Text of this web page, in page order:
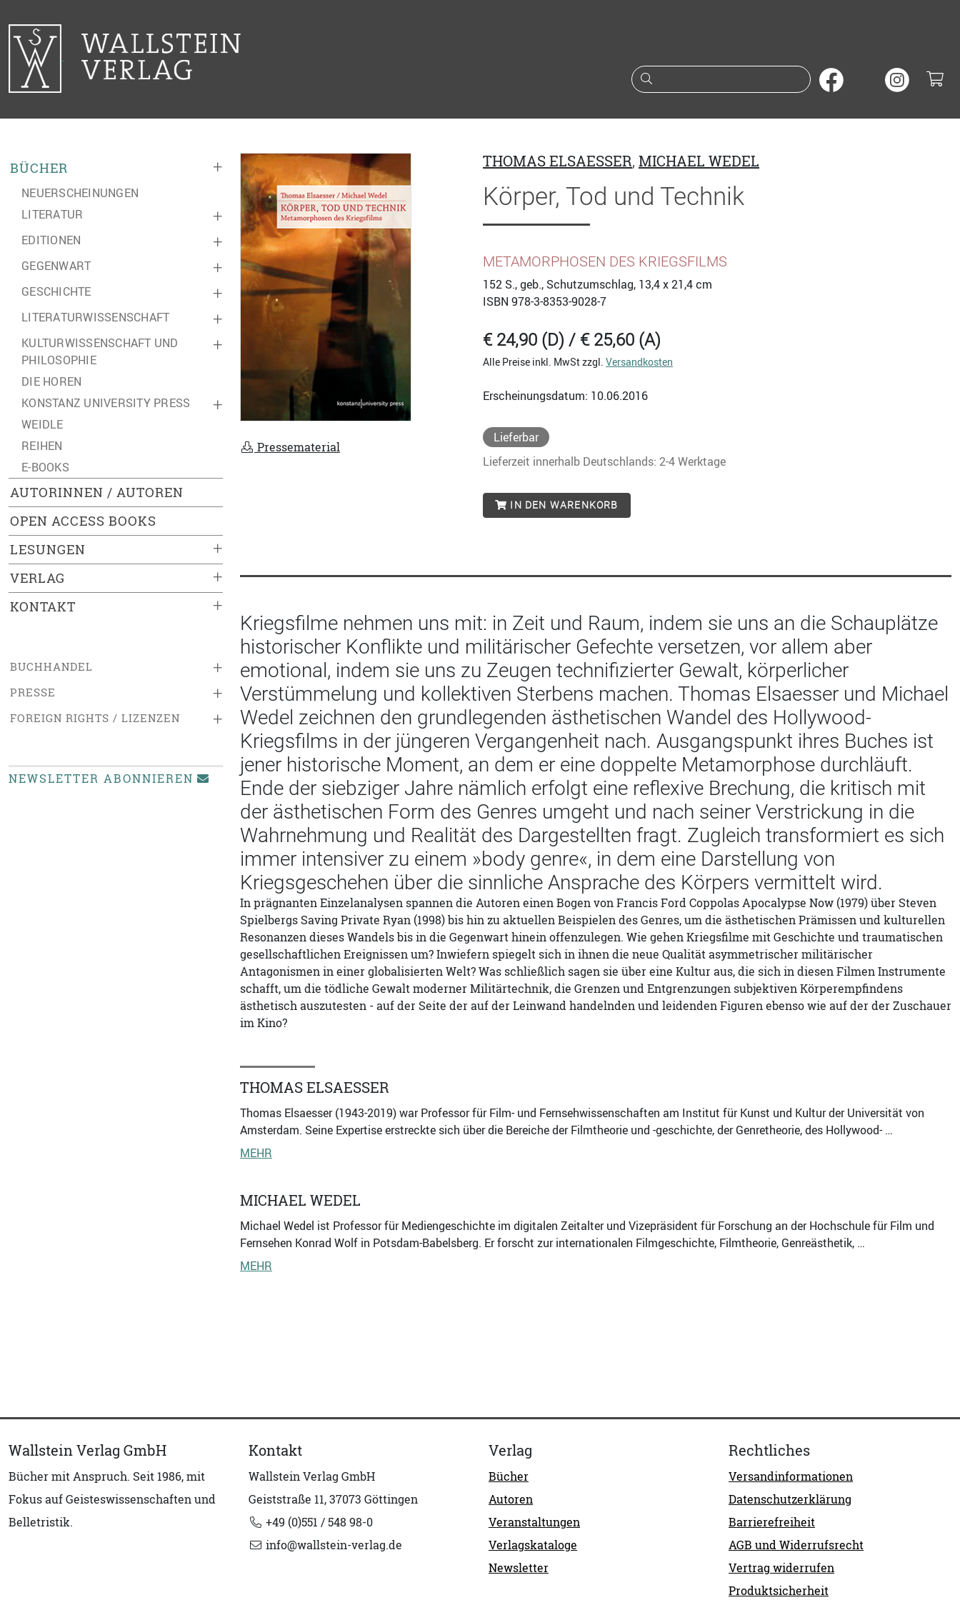
Suche nach Büchern oder
+
BÜCHER
NEUERSCHEINUNGEN
+
LITERATUR
+
EDITIONEN
+
GEGENWART
+
GESCHICHTE
+
LITERATURWISSENSCHAFT
+
KULTURWISSENSCHAFT UND
PHILOSOPHIE
DIE HOREN
+
KONSTANZ UNIVERSITY PRESS
WEIDLE
REIHEN
E-BOOKS
AUTORINNEN / AUTOREN
OPEN ACCESS BOOKS
+
LESUNGEN
+
VERLAG
+
KONTAKT
+
BUCHHANDEL
+
PRESSE
+
FOREIGN RIGHTS / LIZENZEN
NEWSLETTER ABONNIEREN
Pressematerial
THOMAS ELSAESSER, MICHAEL WEDEL
Körper, Tod und Technik
METAMORPHOSEN DES KRIEGSFILMS
152 S., geb., Schutzumschlag, 13,4 x 21,4 cm
ISBN 978-3-8353-9028-7
€ 24,90 (D) / € 25,60 (A)
Alle Preise inkl. MwSt zzgl. Versandkosten
Erscheinungsdatum: 10.06.2016
Lieferbar
Lieferzeit innerhalb Deutschlands: 2-4 Werktage
IN DEN WARENKORB
Kriegsfilme nehmen uns mit: in Zeit und Raum, indem sie uns an die Schauplätze
historischer Konflikte und militärischer Gefechte versetzen, vor allem aber
emotional, indem sie uns zu Zeugen technifizierter Gewalt, körperlicher
Verstümmelung und kollektiven Sterbens machen. Thomas Elsaesser und Michael
Wedel zeichnen den grundlegenden ästhetischen Wandel des Hollywood-
Kriegsfilms in der jüngeren Vergangenheit nach. Ausgangspunkt ihres Buches ist
jener historische Moment, an dem er eine doppelte Metamorphose durchläuft.
Ende der siebziger Jahre nämlich erfolgt eine reflexive Brechung, die kritisch mit
der ästhetischen Form des Genres umgeht und nach seiner Verstrickung in die
Wahrnehmung und Realität des Dargestellten fragt. Zugleich transformiert es sich
immer intensiver zu einem »body genre«, in dem eine Darstellung von
Kriegsgeschehen über die sinnliche Ansprache des Körpers vermittelt wird.
In prägnanten Einzelanalysen spannen die Autoren einen Bogen von Francis Ford Coppolas Apocalypse Now (1979) über Steven
Spielbergs Saving Private Ryan (1998) bis hin zu aktuellen Beispielen des Genres, um die ästhetischen Prämissen und kulturellen
Resonanzen dieses Wandels bis in die Gegenwart hinein offenzulegen. Wie gehen Kriegsfilme mit Geschichte und traumatischen
gesellschaftlichen Ereignissen um? Inwiefern spiegelt sich in ihnen die neue Qualität asymmetrischer militärischer
Antagonismen in einer globalisierten Welt? Was schließlich sagen sie über eine Kultur aus, die sich in diesen Filmen Instrumente
schafft, um die tödliche Gewalt moderner Militärtechnik, die Grenzen und Entgrenzungen subjektiven Körperempfindens
ästhetisch auszutesten - auf der Seite der auf der Leinwand handelnden und leidenden Figuren ebenso wie auf der der Zuschauer
im Kino?
THOMAS ELSAESSER
Thomas Elsaesser (1943-2019) war Professor für Film- und Fernsehwissenschaften am Institut für Kunst und Kultur der Universität von
Amsterdam. Seine Expertise erstreckte sich über die Bereiche der Filmtheorie und -geschichte, der Genretheorie, des Hollywood- …
MEHR
MICHAEL WEDEL
Michael Wedel ist Professor für Mediengeschichte im digitalen Zeitalter und Vizepräsident für Forschung an der Hochschule für Film und
Fernsehen Konrad Wolf in Potsdam-Babelsberg. Er forscht zur internationalen Filmgeschichte, Filmtheorie, Genreästhetik, …
MEHR
Wallstein Verlag GmbH
Bücher mit Anspruch. Seit 1986, mit
Fokus auf Geisteswissenschaften und
Belletristik.
Kontakt
Wallstein Verlag GmbH
Geiststraße 11, 37073 Göttingen
+49 (0)551 / 548 98-0
info@wallstein-verlag.de
Verlag
Bücher
Autoren
Veranstaltungen
Verlagskataloge
Newsletter
Rechtliches
Versandinformationen
Datenschutzerklärung
Barrierefreiheit
AGB und Widerrufsrecht
Vertrag widerrufen
Produktsicherheit